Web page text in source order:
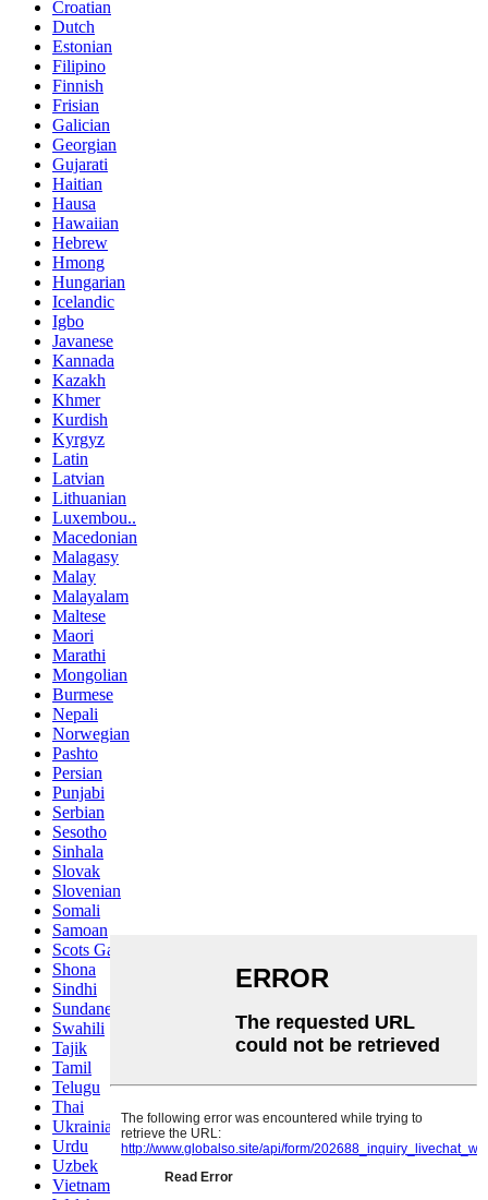
Croatian
Dutch
Estonian
Filipino
Finnish
Frisian
Galician
Georgian
Gujarati
Haitian
Hausa
Hawaiian
Hebrew
Hmong
Hungarian
Icelandic
Igbo
Javanese
Kannada
Kazakh
Khmer
Kurdish
Kyrgyz
Latin
Latvian
Lithuanian
Luxembou..
Macedonian
Malagasy
Malay
Malayalam
Maltese
Maori
Marathi
Mongolian
Burmese
Nepali
Norwegian
Pashto
Persian
Punjabi
Serbian
Sesotho
Sinhala
Slovak
Slovenian
Somali
Samoan
Scots Gaelic
Shona
Sindhi
Sundanese
Swahili
Tajik
Tamil
Telugu
Thai
Ukrainian
Urdu
Uzbek
Vietnamese